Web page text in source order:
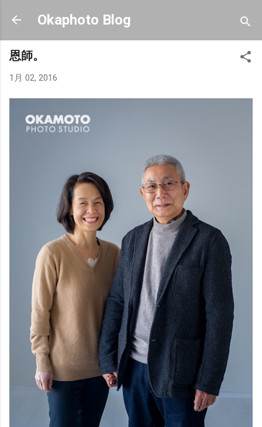
スキップしてメイン コンテンツに移動
Okaphoto Blog
恩師。
1月 02, 2016